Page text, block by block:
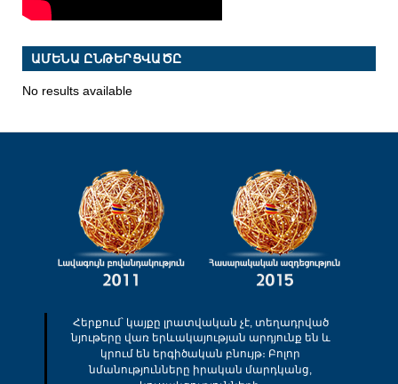
ԱՄԵՆԱ ԸՆԹԵՐՑՎԱԾԸ
No results available
Հերքում՝ կայքը լրատվական չէ, տեղադրված
նյութերը վառ երևակայության արդյունք են և
կրում են երգիծական բնույթ։ Բոլոր
նմանությունները իրական մարդկանց,